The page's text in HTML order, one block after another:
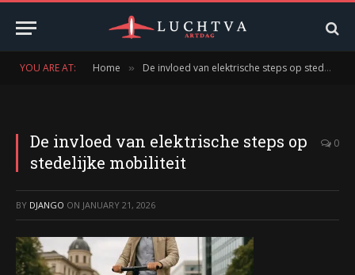
YOU ARE AT: Home » De invloed van elektrische steps op stedelijke mobiliteit
De invloed van elektrische steps op
stedelijke mobiliteit
0
BY DJANGO ON JANUARY 21, 2026